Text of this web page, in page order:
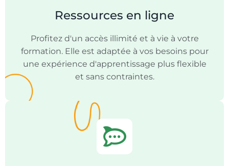
Ressources en ligne
Profitez d'un accès illimité et à vie à votre
formation. Elle est adaptée à vos besoins pour
une expérience d'apprentissage plus flexible
et sans contraintes.